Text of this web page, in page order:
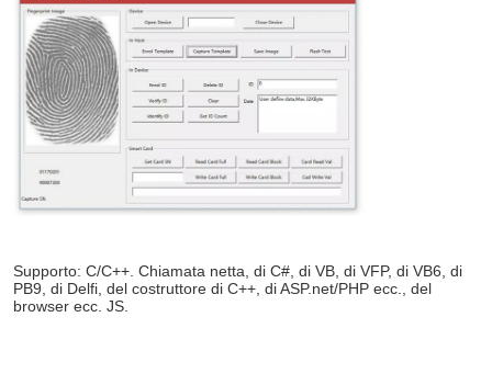
Supporto: C/C++. Chiamata netta, di C#, di VB, di VFP, di VB6, di
PB9, di Delfi, del costruttore di C++, di ASP.net/PHP ecc., del
browser ecc. JS.